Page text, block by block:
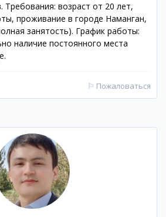
Требования: возраст от 20 лет,
проживание в городе Наманган,
занятость). График работы:
наличие постоянного места
⚐ Пожаловаться